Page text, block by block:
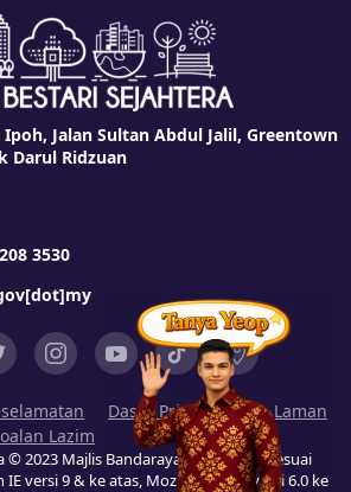
Jalan Sultan Abdul Jalil, Greentown
Darul Ridzuan
3530
Dasar Privasi
Peta Laman
Lazim
© 2023 Majlis Bandaraya Ipoh (MBI). Sesuai
versi 9 & ke atas, Mozilla Firefox versi 6.0 ke